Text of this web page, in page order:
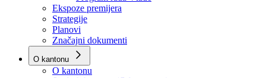
Vlada
Poslovnik
Program rada Vlade
Ekspoze premijera
Strategije
Planovi
Značajni dokumenti